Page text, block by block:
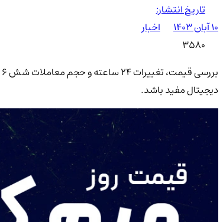
تاریخ انتشار:
۱۰ آبان ۱۴۰۳
اخبار
3580
دیجیتال مفید باشد.